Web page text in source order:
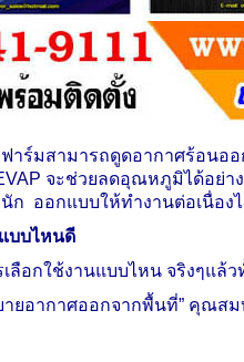
าร์มสามารถดูดอากาศร้อน
จะช่วยลดอุณหภูมิได้อย่
ออกแบบให้ทำงานต่อเนื่อง
บบไหนดี
เลือกใช้งานแบบไหน จริงๆแล้
ายอากาศออกจากพื้นที่” คุณส